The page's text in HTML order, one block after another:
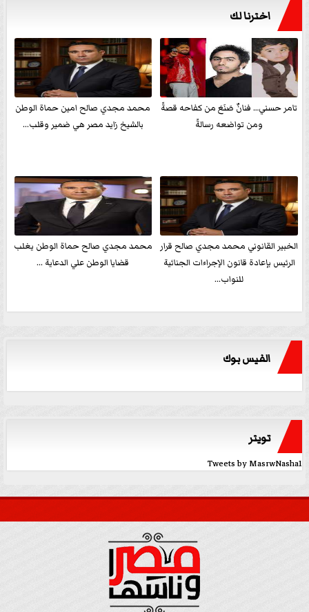
اخترنا لك
تامر حسني… فنانٌ صَنَعَ من كفاحه قصةً
ومن تواضعه رسالةً
محمد مجدي صالح امين حماة الوطن
بالشيخ زايد مصر هي ضمير وقلب...
الخبير القانوني محمد مجدي صالح قرار
الرئيس بإعادة قانون الإجراءات الجنائية
للنواب...
محمد مجدي صالح حماة الوطن يغلب
قضايا الوطن علي الدعاية ...
الفيس بوك
تويتر
Tweets by MasrwNasha1